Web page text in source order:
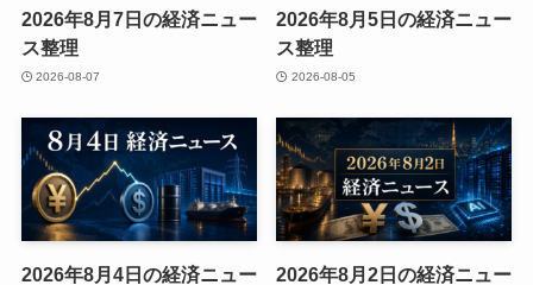
2026年8月7日の経済ニュー
ス整理
2026-08-07
2026年8月5日の経済ニュー
ス整理
2026-08-05
2026年8月4日の経済ニュー
2026年8月2日の経済ニュー